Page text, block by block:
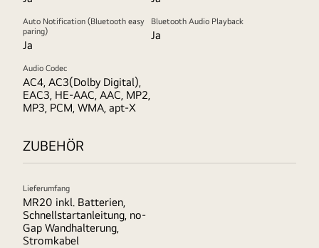
Auto Notification (Bluetooth easy
paring)
Ja
Bluetooth Audio Playback
Ja
Audio Codec
AC4, AC3(Dolby Digital),
EAC3, HE-AAC, AAC, MP2,
MP3, PCM, WMA, apt-X
ZUBEHÖR
Lieferumfang
MR20 inkl. Batterien,
Schnellstartanleitung, no-
Gap Wandhalterung,
Stromkabel